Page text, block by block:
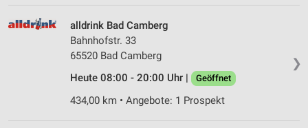
❯
alldrink Bad Camberg
Bahnhofstr. 33
65520 Bad Camberg
Heute 08:00 - 20:00 Uhr |
Geöffnet
434,00 km • Angebote: 1 Prospekt